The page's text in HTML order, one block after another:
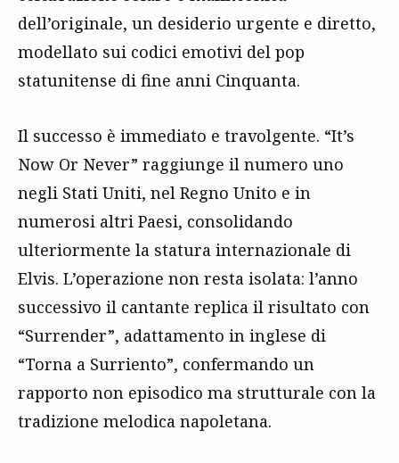
dell’originale, un desiderio urgente e diretto,
modellato sui codici emotivi del pop
statunitense di fine anni Cinquanta.
Il successo è immediato e travolgente. “It’s
Now Or Never” raggiunge il numero uno
negli Stati Uniti, nel Regno Unito e in
numerosi altri Paesi, consolidando
ulteriormente la statura internazionale di
Elvis. L’operazione non resta isolata: l’anno
successivo il cantante replica il risultato con
“Surrender”, adattamento in inglese di
“Torna a Surriento”, confermando un
rapporto non episodico ma strutturale con la
tradizione melodica napoletana.